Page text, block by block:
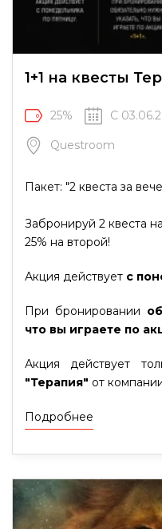
1+1 на квесты
25% С
Questroom
Пакет: "2 квеста за
Забронируй 2 квеста
25% на второй!
Акция действует с
При бронировании
что вы играете по
Акция действует
"Терапия" от
Подробнее